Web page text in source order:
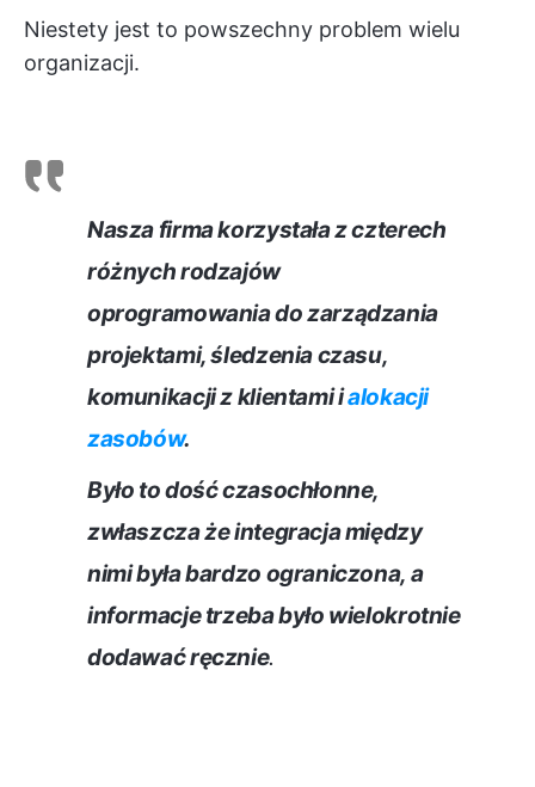
Niestety jest to powszechny problem wielu
organizacji.
Nasza firma korzystała z czterech
różnych rodzajów
oprogramowania do zarządzania
projektami, śledzenia czasu,
komunikacji z klientami ialokacji
zasobów.
Było to dość czasochłonne,
zwłaszcza że integracja między
nimi była bardzo ograniczona, a
informacje trzeba było wielokrotnie
dodawać ręcznie.